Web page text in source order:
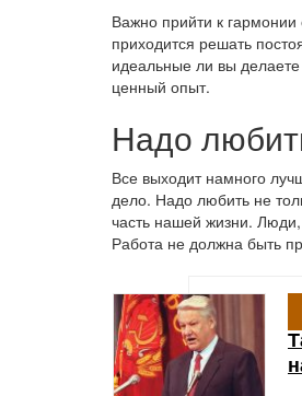
Важно прийти к
приходится решать
идеальные ли вы
ценный опыт.
Надо
Все выходит намного
дело. Надо любить не
часть нашей жизни. Люди,
Работа не должна быть